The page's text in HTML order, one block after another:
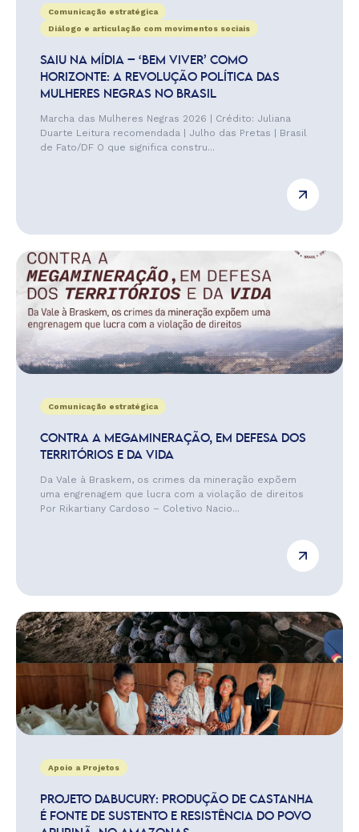
Comunicação estratégica
Diálogo e articulação com movimentos sociais
SAIU NA MÍDIA – ‘BEM VIVER’ COMO
HORIZONTE: A REVOLUÇÃO POLÍTICA DAS
MULHERES NEGRAS NO BRASIL
Marcha das Mulheres Negras 2026 | Crédito: Juliana
Duarte Leitura recomendada | Julho das Pretas | Brasil
de Fato/DF O que significa constru...
Comunicação estratégica
CONTRA A MEGAMINERAÇÃO, EM DEFESA DOS
TERRITÓRIOS E DA VIDA
Da Vale à Braskem, os crimes da mineração expõem
uma engrenagem que lucra com a violação de direitos
Por Rikartiany Cardoso – Coletivo Nacio...
Apoio a Projetos
PROJETO DABUCURY: PRODUÇÃO DE CASTANHA
É FONTE DE SUSTENTO E RESISTÊNCIA DO POVO